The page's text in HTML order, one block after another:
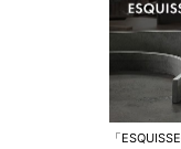
「